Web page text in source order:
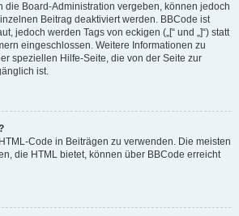
die Board-Administration vergeben, können jedoch
Beitrag deaktiviert werden. BBCode ist
jedoch werden Tags von eckigen („[“ und „]“) statt
eingeschlossen. Weitere Informationen zu
speziellen Hilfe-Seite, die von der Seite zur
ist.
Code in Beiträgen zu verwenden. Die meisten
die HTML bietet, können über BBCode erreicht